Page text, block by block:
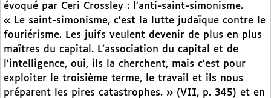
évoqué par Ceri Crossley : l’anti-saint-simonisme.
« Le saint-simonisme, c’est la lutte judaïque contre le
fouriérisme. Les juifs veulent devenir de plus en plus
maîtres du capital. L’association du capital et de
l’intelligence, oui, ils la cherchent, mais c’est pour
exploiter le troisième terme, le travail et ils nous
préparent les pires catastrophes. » (VII, p. 345) et en